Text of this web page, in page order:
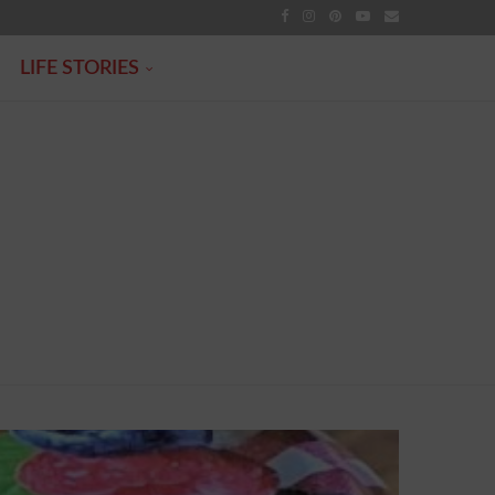
LIFE STORIES